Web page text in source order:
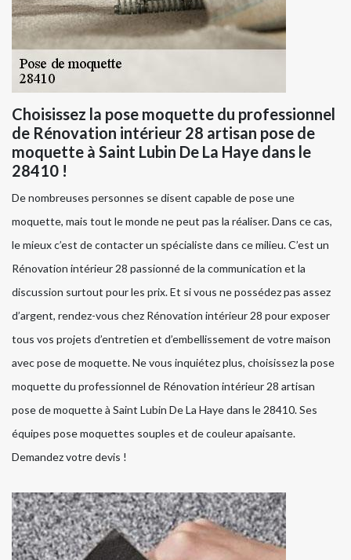
Choisissez la pose moquette du professionnel
de Rénovation intérieur 28 artisan pose de
moquette à Saint Lubin De La Haye dans le
28410 !
De nombreuses personnes se disent capable de pose une
moquette, mais tout le monde ne peut pas la réaliser. Dans ce cas,
le mieux c’est de contacter un spécialiste dans ce milieu. C’est un
Rénovation intérieur 28 passionné de la communication et la
discussion surtout pour les prix. Et si vous ne possédez pas assez
d’argent, rendez-vous chez Rénovation intérieur 28 pour exposer
tous vos projets d’entretien et d’embellissement de votre maison
avec pose de moquette. Ne vous inquiétez plus, choisissez la pose
moquette du professionnel de Rénovation intérieur 28 artisan
pose de moquette à Saint Lubin De La Haye dans le 28410. Ses
équipes pose moquettes souples et de couleur apaisante.
Demandez votre devis !